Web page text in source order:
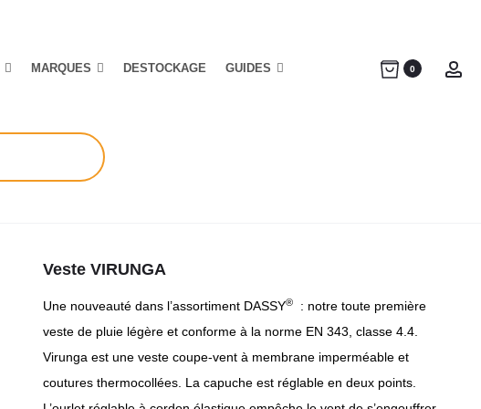
MARQUES DESTOCKAGE GUIDES 0
Veste VIRUNGA
Une nouveauté dans l’assortiment DASSY®
: notre toute première
veste de pluie légère et conforme à la norme EN 343, classe 4.4.
Virunga est une veste coupe-vent à membrane imperméable et
coutures thermocollées. La capuche est réglable en deux points.